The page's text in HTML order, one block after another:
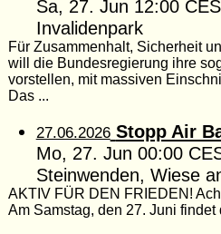
Sa, 27. Jun 12:00
Invalidenpark
Für Zusammenhalt, Sicherheit
will die Bundesregierung ihre
vorstellen, mit massiven
Das ...
27.06.2026 Stopp Air
Mo, 27. Jun 00:00
Steinwenden, Wiese
AKTIV FÜR DEN FRIEDEN!
Am Samstag, den 27. Juni findet